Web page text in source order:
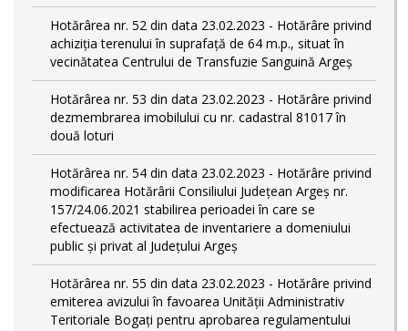
Hotărârea nr. 52 din data 23.02.2023 - Hotărâre privind
achiziția terenului în suprafață de 64 m.p., situat în
vecinătatea Centrului de Transfuzie Sanguină Argeș
Hotărârea nr. 53 din data 23.02.2023 - Hotărâre privind
dezmembrarea imobilului cu nr. cadastral 81017 în
două loturi
Hotărârea nr. 54 din data 23.02.2023 - Hotărâre privind
modificarea Hotărârii Consiliului Județean Argeș nr.
157/24.06.2021 stabilirea perioadei în care se
efectuează activitatea de inventariere a domeniului
public şi privat al Judeţului Argeş
Hotărârea nr. 55 din data 23.02.2023 - Hotărâre privind
emiterea avizului în favoarea Unității Administrativ
Teritoriale Bogați pentru aprobarea regulamentului